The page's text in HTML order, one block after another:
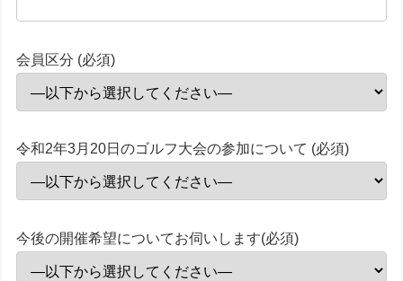
会員区分 (必須)
令和2年3月20日のゴルフ大会の参加について (必須)
今後の開催希望についてお伺いします(必須)